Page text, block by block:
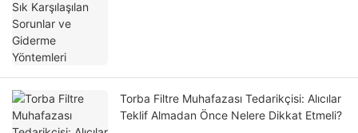
Torba Filtre Muhafazası Tedarikçisi: Alıcılar
Teklif Almadan Önce Nelere Dikkat Etmeli?